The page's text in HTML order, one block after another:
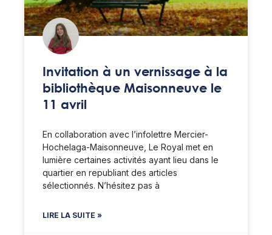
Invitation à un vernissage à la
bibliothèque Maisonneuve le
11 avril
En collaboration avec l’infolettre Mercier-
Hochelaga-Maisonneuve, Le Royal met en
lumière certaines activités ayant lieu dans le
quartier en republiant des articles
sélectionnés. N’hésitez pas à
LIRE LA SUITE »